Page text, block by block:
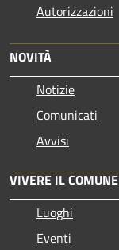
Autorizzazioni
NOVITÀ
Notizie
Comunicati
Avvisi
VIVERE IL COMUNE
Luoghi
Eventi